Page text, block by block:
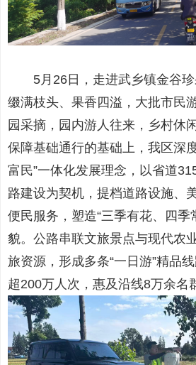
5月26日，走进武乡镇金谷珍
缀满枝头、果香四溢，大批市民
园采摘，园内游人往来，乡村休
保障基础通行的基础上，我区深
富民”一体化发展理念，以省道
路建设为契机，提档道路设施、
便民服务，塑造“三季有花、四季
貌。公路串联文旅景点与现代农
旅资源，形成多条“一日游”精品
超200万人次，惠及沿线8万余名